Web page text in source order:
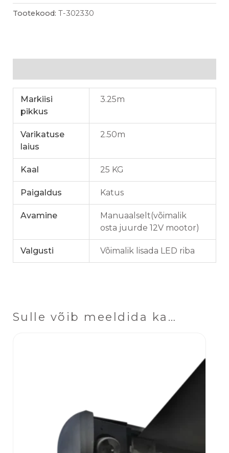
Tootekood: T-302330
Markiisi
pikkus
3.25m
Varikatuse
laius
2.50m
Kaal 25 KG
Paigaldus Katus
Avamine
Manuaalselt(võimalik
osta juurde 12V mootor)
Valgusti Võimalik lisada LED riba
Sulle võib meeldida ka…